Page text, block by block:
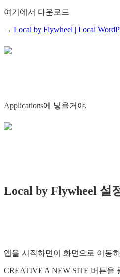
여기에서 다운로드
→ Local by Flywheel | Local
Applications에 넣을거야.
Local by Flywheel 설
앱을 시작하면이 화면으로 이동
CREATIVE A NEW SITE 버튼을